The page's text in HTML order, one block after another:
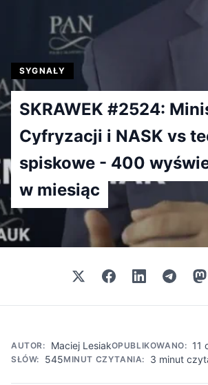
SYGNAŁY
SKRAWEK #2524:
Cyfryzacji i NASK vs
spiskowe - 400
w miesiąc
AUTOR: Maciej LesiakOPUBLIKOWANO: 11
SŁÓW: 545MINUT CZYTANIA: 3 minut